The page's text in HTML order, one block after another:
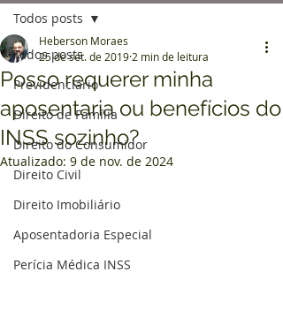
Todos posts
Previdenciário
Direito de Família
Direito do Consumidor
Direito Civil
Direito Imobiliário
Aposentadoria Especial
Perícia Médica INSS
Todos posts
Posso requerer minha
aposentaria ou benefícios do
INSS sozinho?
Heberson Moraes
25 de set. de 2019 2 min de leitura
Atualizado: 9 de nov. de 2024